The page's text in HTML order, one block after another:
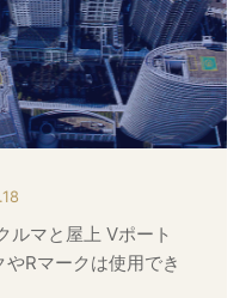
ルマと屋上 Vポート
やRマークは使用でき